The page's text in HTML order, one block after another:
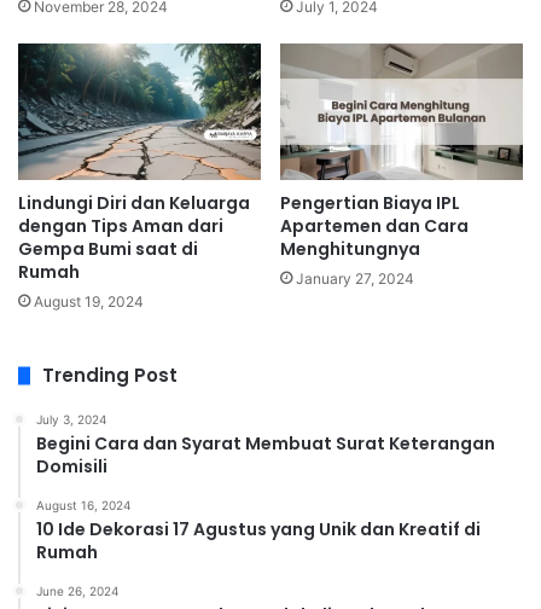
November 28, 2024 July 1, 2024
Lindungi Diri dan Keluarga
dengan Tips Aman dari
Gempa Bumi saat di
Rumah
August 19, 2024
Pengertian Biaya IPL
Apartemen dan Cara
Menghitungnya
January 27, 2024
Trending Post
July 3, 2024
Begini Cara dan Syarat Membuat Surat Keterangan
Domisili
August 16, 2024
10 Ide Dekorasi 17 Agustus yang Unik dan Kreatif di
Rumah
June 26, 2024